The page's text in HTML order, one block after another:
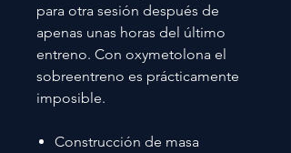
para otra sesión después de
apenas unas horas del último
entreno. Con oxymetolona el
sobreentreno es prácticamente
imposible.
Construcción de masa